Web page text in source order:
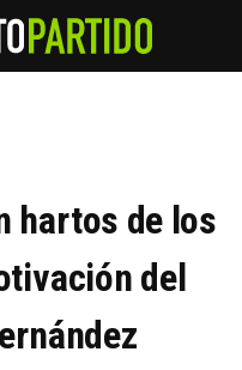
hartos de los
del